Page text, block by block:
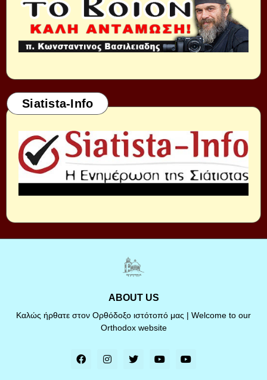
Siatista-Info
ABOUT US
Καλώς ήρθατε στον Ορθόδοξο ιστότοπό μας | Welcome to our
Orthodox website